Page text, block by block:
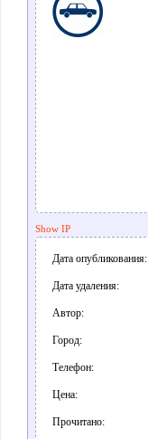
Show IP
Дата опубликования:
Дата удаления:
Автор:
Город:
Телефон:
Цена:
Прочитано: